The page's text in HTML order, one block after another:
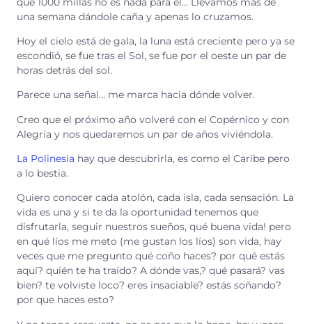
una semana dándole caña y apenas lo cruzamos.
Hoy el cielo está de gala, la luna está creciente pero ya se
escondió, se fue tras el Sol, se fue por el oeste un par de
horas detrás del sol.
Parece una señal… me marca hacia dónde volver.
Creo que el próximo año volveré con el Copérnico y con
Alegría y nos quedaremos un par de años viviéndola.
La Polinesia hay que descubrirla, es como el Caribe pero
a lo bestia.
Quiero conocer cada atolón, cada isla, cada sensación. La
vida es una y si te da la oportunidad tenemos que
disfrutarla, seguir nuestros sueños, qué buena vida! pero
en qué líos me meto (me gustan los líos) son vida, hay
veces que me pregunto qué coño haces? por qué estás
aquí? quién te ha traído? A dónde vas,? qué pasará? vas
bien? te volviste loco? eres insaciable? estás soñando?
por que haces esto?